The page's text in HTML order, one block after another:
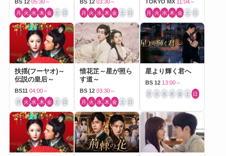
BS 12 05:30～
月 火 水 木 金 土 日
BS 12 03:30～
月 火 水 木 金 土 日
TOKYO MX 11:04～
月 火 水 木 金 土 日
扶揺(フーヤオ)～
伝説の皇后～
BS11 04:00～
月 火 水 木 金 土 日
惜花芷～星が照ら
す道～
BS 12 03:30～
月 火 水 木 金 土 日
星より輝く君へ
BS 12 13:00～
月 火 水 木 金 土 日